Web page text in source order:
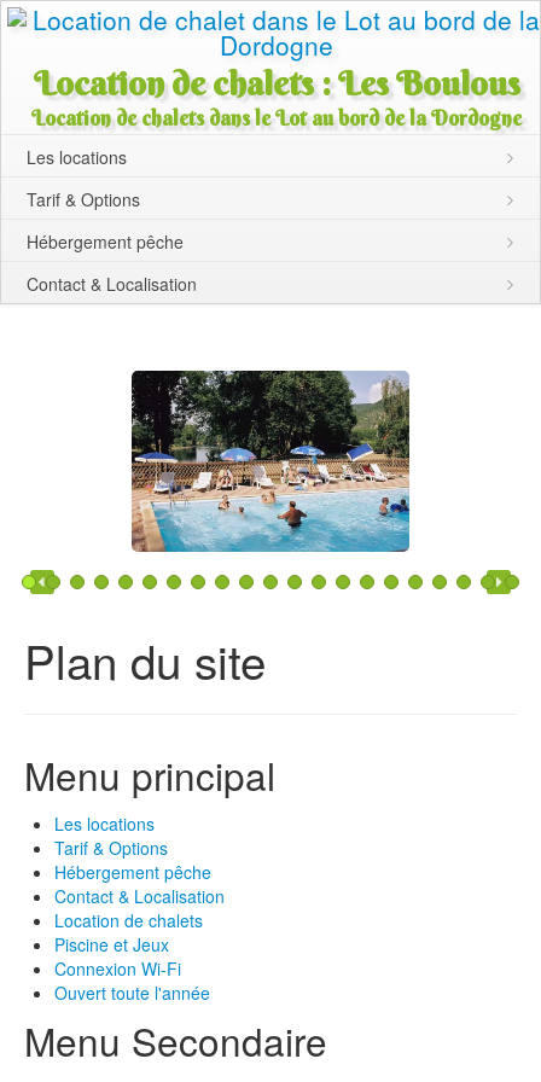
Location de chalets : Les Boulous
Location de chalets dans le Lot au bord de la Dordogne
Les locations
Tarif & Options
Hébergement pêche
Contact & Localisation
Plan du site
Menu principal
Les locations
Tarif & Options
Hébergement pêche
Contact & Localisation
Location de chalets
Piscine et Jeux
Connexion Wi-Fi
Ouvert toute l'année
Menu Secondaire